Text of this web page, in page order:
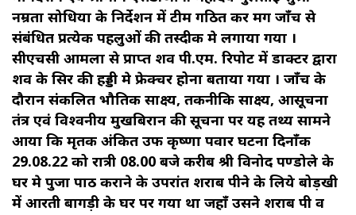
नम्रता सोधिया के निर्देशन में टीम गठित कर मर्ग जाँच से
संबंधित प्रत्येक पहलुओं की तस्दीक मे लगाया गया ।
सीएचसी आमला से प्राप्त शव पी.एम. रिपोर्ट में डाक्टर द्वारा
शव के सिर की हड्डी मे फ्रेक्चर होना बताया गया । जाँच के
दौरान संकलित भौतिक साक्ष्य, तकनीकि साक्ष्य, आसूचना
तंत्र एवं विश्वनीय मुखबिरान की सूचना पर यह तथ्य सामने
आया कि मृतक अंकित उर्फ कृष्णा पवार घटना दिनाँक
29.08.22 को रात्री 08.00 बजे करीब श्री विनोद पण्डोले के
घर मे पुजा पाठ कराने के उपरांत शराब पीने के लिये बोड़खी
में आरती बागड़ी के घर पर गया था जहाँ उसने शराब पी व